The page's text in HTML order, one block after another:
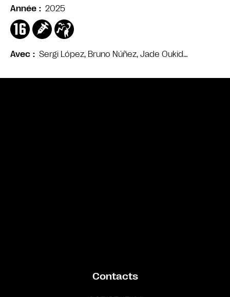
Avec Sergi López, Bruno Núñez, Jade Oukid…
Année
2025
Contacts